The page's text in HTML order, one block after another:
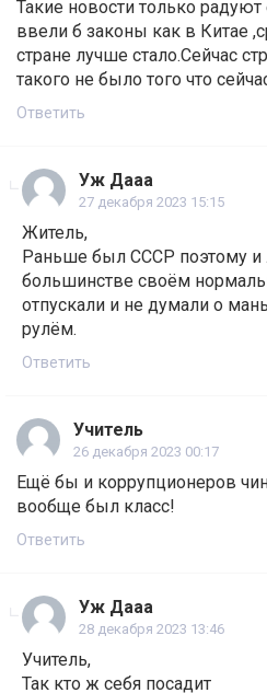
Такие новости только
ввели б законы как в Китае
стране лучше стало.Сейчас
такого не было того что
Ответить
Уж Дааа
27 декабря 2023 15:15
Житель,
Раньше был СССР поэтому
большинстве своём
отпускали и не думали о
рулём.
Ответить
Учитель
26 декабря 2023 00:17
Ещё бы и коррупционеров
вообще был класс!
Ответить
Уж Дааа
28 декабря 2023 13:46
Учитель,
Так кто ж себя посадит